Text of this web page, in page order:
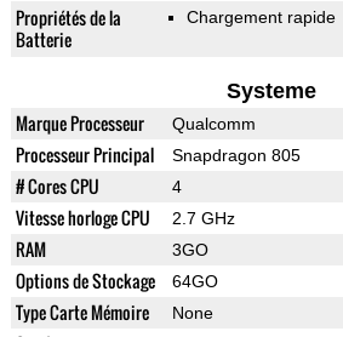
Propriétés de la
Batterie
Chargement rapide
Systeme
Marque Processeur Qualcomm
Processeur Principal Snapdragon 805
# Cores CPU 4
Vitesse horloge CPU 2.7 GHz
RAM 3GO
Options de Stockage 64GO
Type Carte Mémoire None